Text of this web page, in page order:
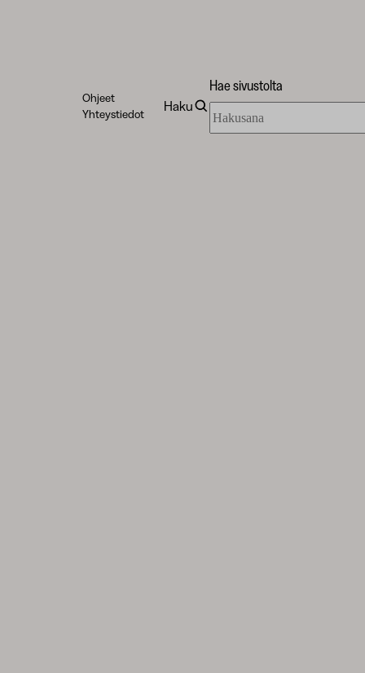
Ohjeet
Yhteystiedot
Haku
Hae sivustolta
sivustolta